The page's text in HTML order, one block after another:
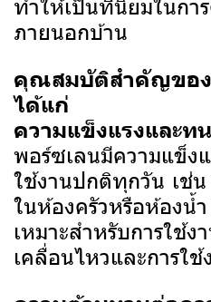
ภายนอกบ้าน
คุณสมบัติสำคัญของ
ได้แก่
ความแข็งแรงและท
พอร์ซเลนมีความแข็ง
ใช้งานปกติทุกวัน เช่น
ในห้องครัวหรือห้องน้
เหมาะสำหรับการใช้
เคลื่อนไหวและการใ